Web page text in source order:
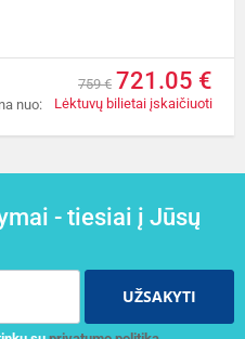
nuo:
759 € 721.05 €
Lėktuvų bilietai įskaičiuoti
- tiesiai į Jūsų
UŽSAKYTI